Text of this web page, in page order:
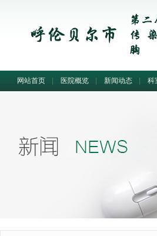
网站首页 医院概览 新闻动态 科